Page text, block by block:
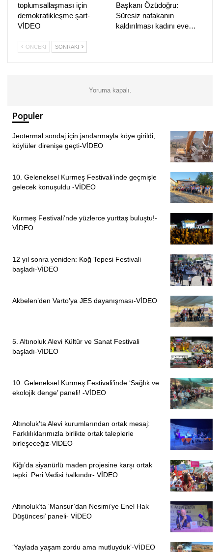
(HABER MERKEZİ)
toplumsallaşması için
demokratikleşme şart-
VİDEO
Başkanı Özüdoğru:
Süresiz nafakanın
kaldırılması kadını eve…
ÖNCEKI SONRAKI
Yoruma kapalı.
Populer
Jeotermal sondaj için jandarmayla köye girildi,
köylüler direnişe geçti-VİDEO
10. Geleneksel Kurmeş Festivali’inde geçmişle
gelecek konuşuldu -VİDEO
Kurmeş Festivali’nde yüzlerce yurttaş buluştu!-
VİDEO
12 yıl sonra yeniden: Koğ Tepesi Festivali
başladı-VİDEO
Akbelen’den Varto’ya JES dayanışması-VİDEO
5. Altınoluk Alevi Kültür ve Sanat Festivali
başladı-VİDEO
10. Geleneksel Kurmeş Festivali’inde ‘Sağlık ve
ekolojik denge’ paneli! -VİDEO
Altınoluk’ta Alevi kurumlarından ortak mesaj:
Farklılıklarımızla birlikte ortak taleplerle
birleşeceğiz-VİDEO
Kiğı’da siyanürlü maden projesine karşı ortak
tepki: Peri Vadisi halkındır- VİDEO
Altınoluk’ta ‘Mansur’dan Nesimi’ye Enel Hak
Düşüncesi’ paneli- VİDEO
‘Yaylada yaşam zordu ama mutluyduk’-VİDEO